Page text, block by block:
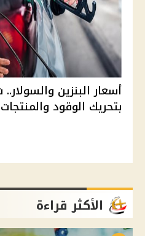
أسعار البنزين
بتحريك الوقود
الأكثر قراءة